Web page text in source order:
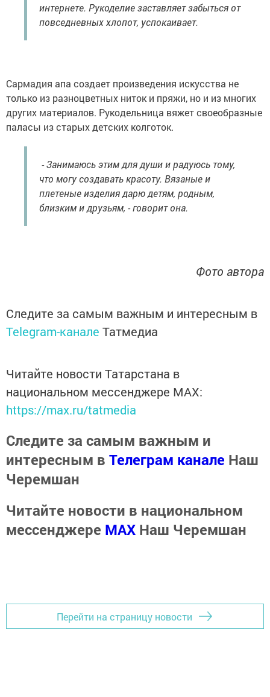
интернете. Рукоделие заставляет забыться от
повседневных хлопот, успокаивает.
Сармадия апа создает произведения искусства не
только из разноцветных ниток и пряжи, но и из многих
других материалов. Рукодельница вяжет своеобразные
паласы из старых детских колготок.
- Занимаюсь этим для души и радуюсь тому,
что могу создавать красоту. Вязаные и
плетеные изделия дарю детям, родным,
близким и друзьям, - говорит она.
Фото автора
Следите за самым важным и интересным в
Telegram-канале Татмедиа
Читайте новости Татарстана в
национальном мессенджере MАХ:
https://max.ru/tatmedia
Следите за самым важным и
интересным в Телеграм канале Наш
Черемшан
Читайте новости в национальном
мессенджере MАХ Наш Черемшан
Перейти на страницу новости